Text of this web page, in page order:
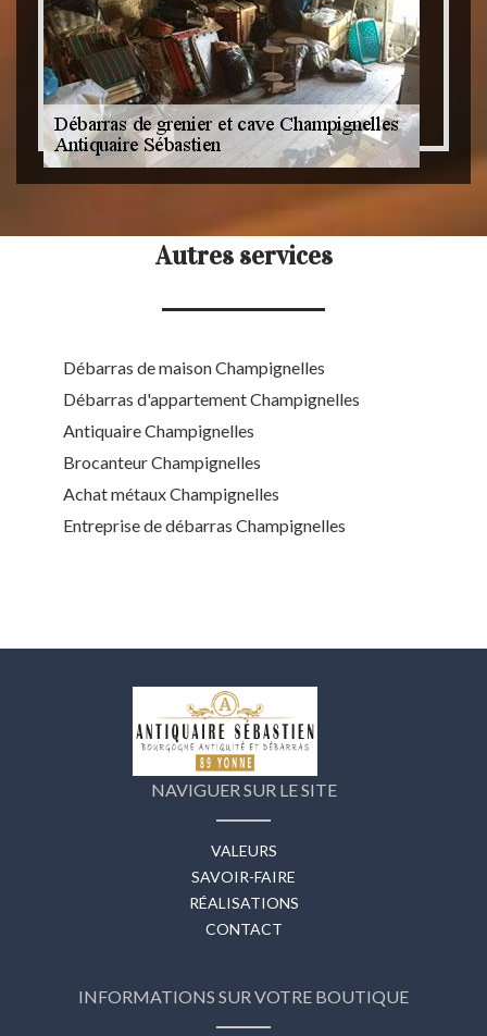
Autres services
Débarras de maison Champignelles
Débarras d'appartement Champignelles
Antiquaire Champignelles
Brocanteur Champignelles
Achat métaux Champignelles
Entreprise de débarras Champignelles
NAVIGUER SUR LE SITE
VALEURS
SAVOIR-FAIRE
RÉALISATIONS
CONTACT
INFORMATIONS SUR VOTRE BOUTIQUE